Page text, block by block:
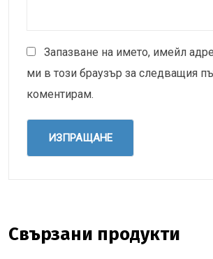
Запазване на името, имейл
ми в този браузър за следващия
коментирам.
Свързани продукти